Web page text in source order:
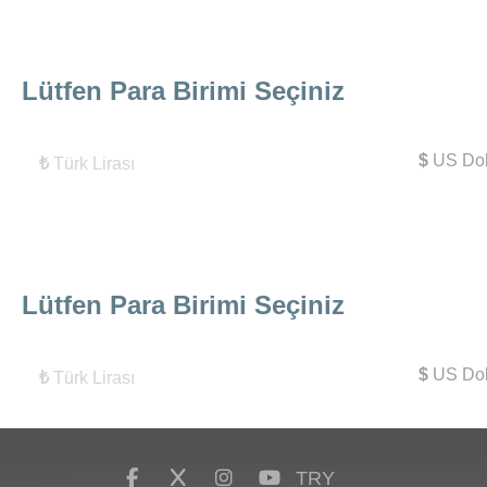
Lütfen Para Birimi Seçiniz
₺ Türk Lirası $US
Lütfen Para Birimi Seçiniz
₺ Türk Lirası $US
TRY